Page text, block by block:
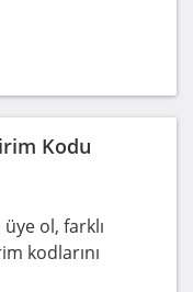
Kodu
ol, farklı
kodlarını